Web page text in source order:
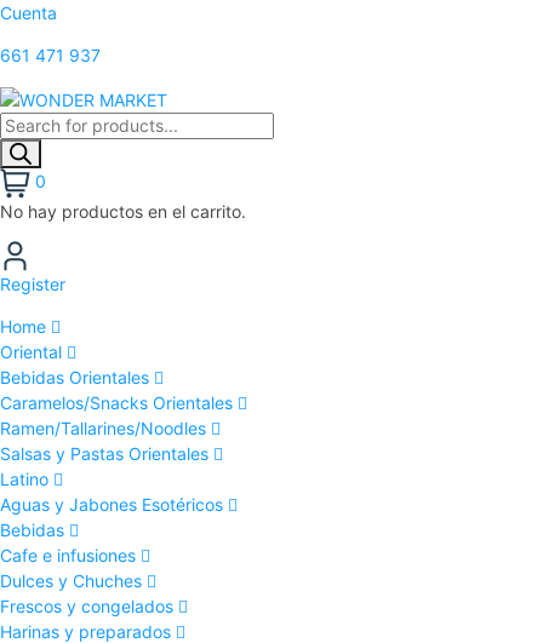
Cuenta
661 471 937
0
No hay productos en el carrito.
Register
Home
Oriental
Bebidas Orientales
Caramelos/Snacks Orientales
Ramen/Tallarines/Noodles
Salsas y Pastas Orientales
Latino
Aguas y Jabones Esotéricos
Bebidas
Cafe e infusiones
Dulces y Chuches
Frescos y congelados
Harinas y preparados